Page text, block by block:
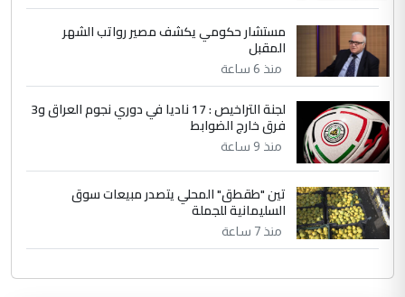
مستشار حكومي يكشف مصير رواتب الشهر
المقبل
منذ 6 ساعة
لجنة التراخيص : 17 ناديا في دوري نجوم العراق و3
فرق خارج الضوابط
منذ 9 ساعة
تين "طقطق" المحلي يتصدر مبيعات سوق
السليمانية للجملة
منذ 7 ساعة